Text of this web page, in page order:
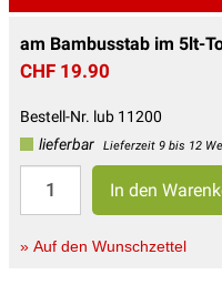
am Bambusstab im 5lt-
CHF 19.90
Bestell-Nr. lub 11200
lieferbar
Lieferzeit 9 bis 12
» Auf den Wunschzettel